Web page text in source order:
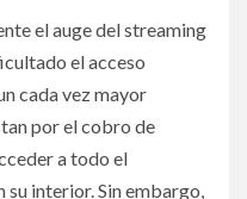
el auge del streaming
el acceso
cada vez mayor
por el cobro de
a todo el
su interior. Sin embargo,